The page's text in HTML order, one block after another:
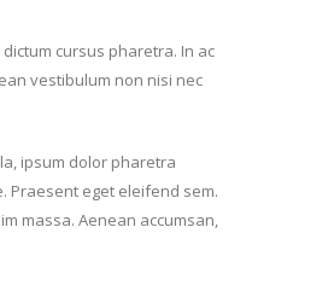
cursus pharetra. In ac
vestibulum non nisi nec
ipsum dolor pharetra
Praesent eget eleifend sem.
massa. Aenean accumsan,